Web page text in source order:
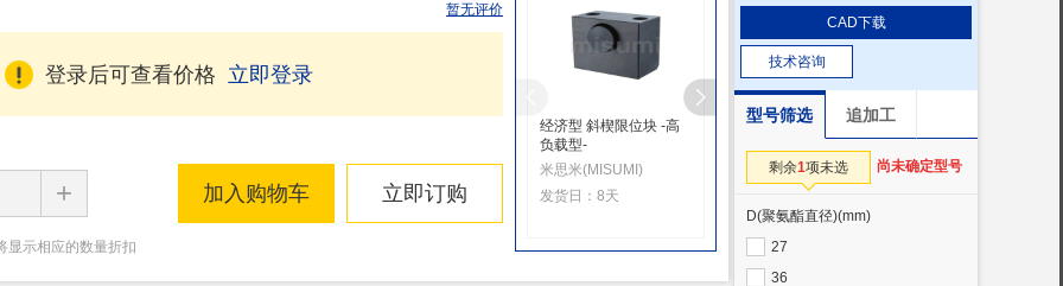
暂无评价
登录后可查看价格 立即登录
+
显示相应的数量折扣
加入购物车 立即订购
经济型 斜楔限位块 -高
负载型-
米思米(MISUMI)
发货日：8天
经济型 聚氨酯吸震组件
米思米(MISUMI)
发货日：10天
米思米(MISUMI)
CAD下载
技术咨询
型号筛选 追加工
剩余1项未选 尚未确定型号
D(聚氨酯直径)(mm)
27
36